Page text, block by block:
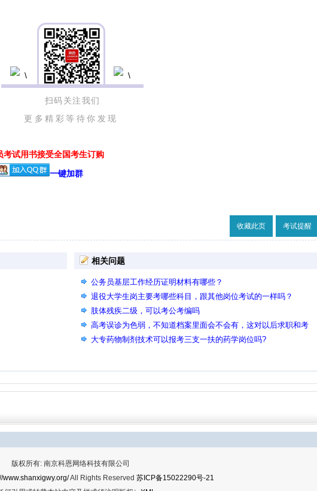
扫码关注我们
更多精彩等待你发现
试用书接受全国考生订购
一键加群
收藏此页 考试提醒
相关问题
公务员基层工作经历证明材料有哪些？
退役大学生岗主要考哪些科目，跟其他岗位考试的一样吗？
肢体残疾二级，可以考公考编吗
高考误诊为色弱，不知道档案里面会不会有，这对以后求职和考
试有影响吗，我现在去医院检查不是色弱，当时高中不懂就没去
大专药物制剂技术可以报考三支一扶的药学岗位吗?
版权所有: 南京科恩网络科技有限公司
www.shanxigwy.org/All Rights Reserved 苏ICP备15022290号-21